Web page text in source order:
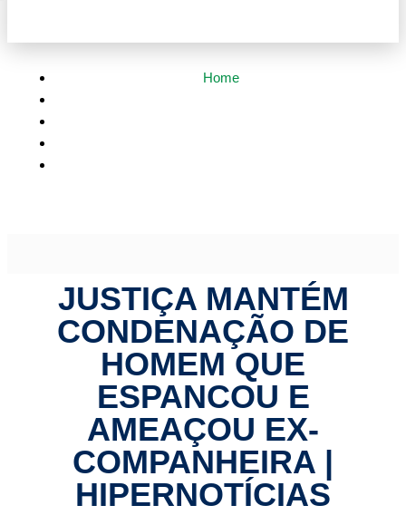
Home
JUSTIÇA MANTÉM
CONDENAÇÃO DE
HOMEM QUE
ESPANCOU E
AMEAÇOU EX-
COMPANHEIRA |
HIPERNOTÍCIAS